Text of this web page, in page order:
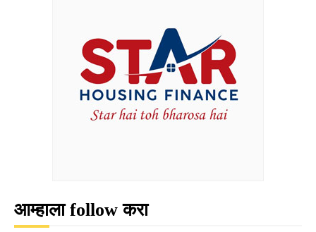
आम्हाला follow करा